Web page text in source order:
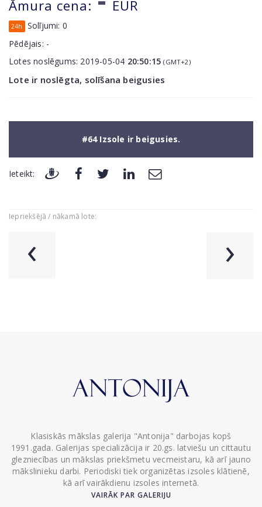
Āmura cena: EUR
24h Solījumi: 0
Pēdējais: -
Lotes noslēgums: 2019-05-04 20:50:15 (GMT+2)
Lote ir noslēgta, solīšana beigusies
#64 Izsole ir beigusies.
Ieteikt:
Iepriekšējā / nākamā lote:
‹ ›
Klasiskās mākslas galerija "Antonija" darbojas kopš
1991.gada. Galerijas specializācija ir 20.gs. latviešu un cittautu
glezniecības un mākslas priekšmetu vecmeistaru, kā arī jauno
mākslinieku darbi. Periodiski tiek organizētas izsoles klātienē,
kā arī vairākdienu izsoles internetā.
VAIRĀK PAR GALERIJU